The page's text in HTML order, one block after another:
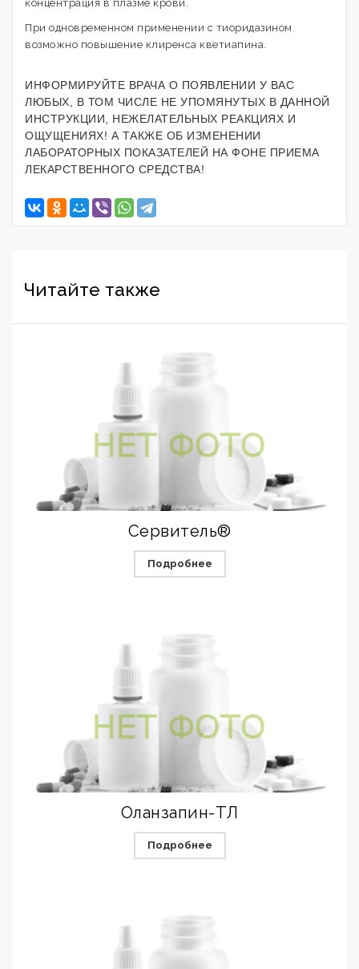
концентрация в плазме крови.
При одновременном применении с тиоридазином
возможно повышение клиренса кветиапина.
ИНФОРМИРУЙТЕ ВРАЧА О ПОЯВЛЕНИИ У ВАС
ЛЮБЫХ, В ТОМ ЧИСЛЕ НЕ УПОМЯНУТЫХ В ДАННОЙ
ИНСТРУКЦИИ, НЕЖЕЛАТЕЛЬНЫХ РЕАКЦИЯХ И
ОЩУЩЕНИЯХ! А ТАКЖЕ ОБ ИЗМЕНЕНИИ
ЛАБОРАТОРНЫХ ПОКАЗАТЕЛЕЙ НА ФОНЕ ПРИЕМА
ЛЕКАРСТВЕННОГО СРЕДСТВА!
Читайте также
Сервитель®
Подробнее
Оланзапин-ТЛ
Подробнее